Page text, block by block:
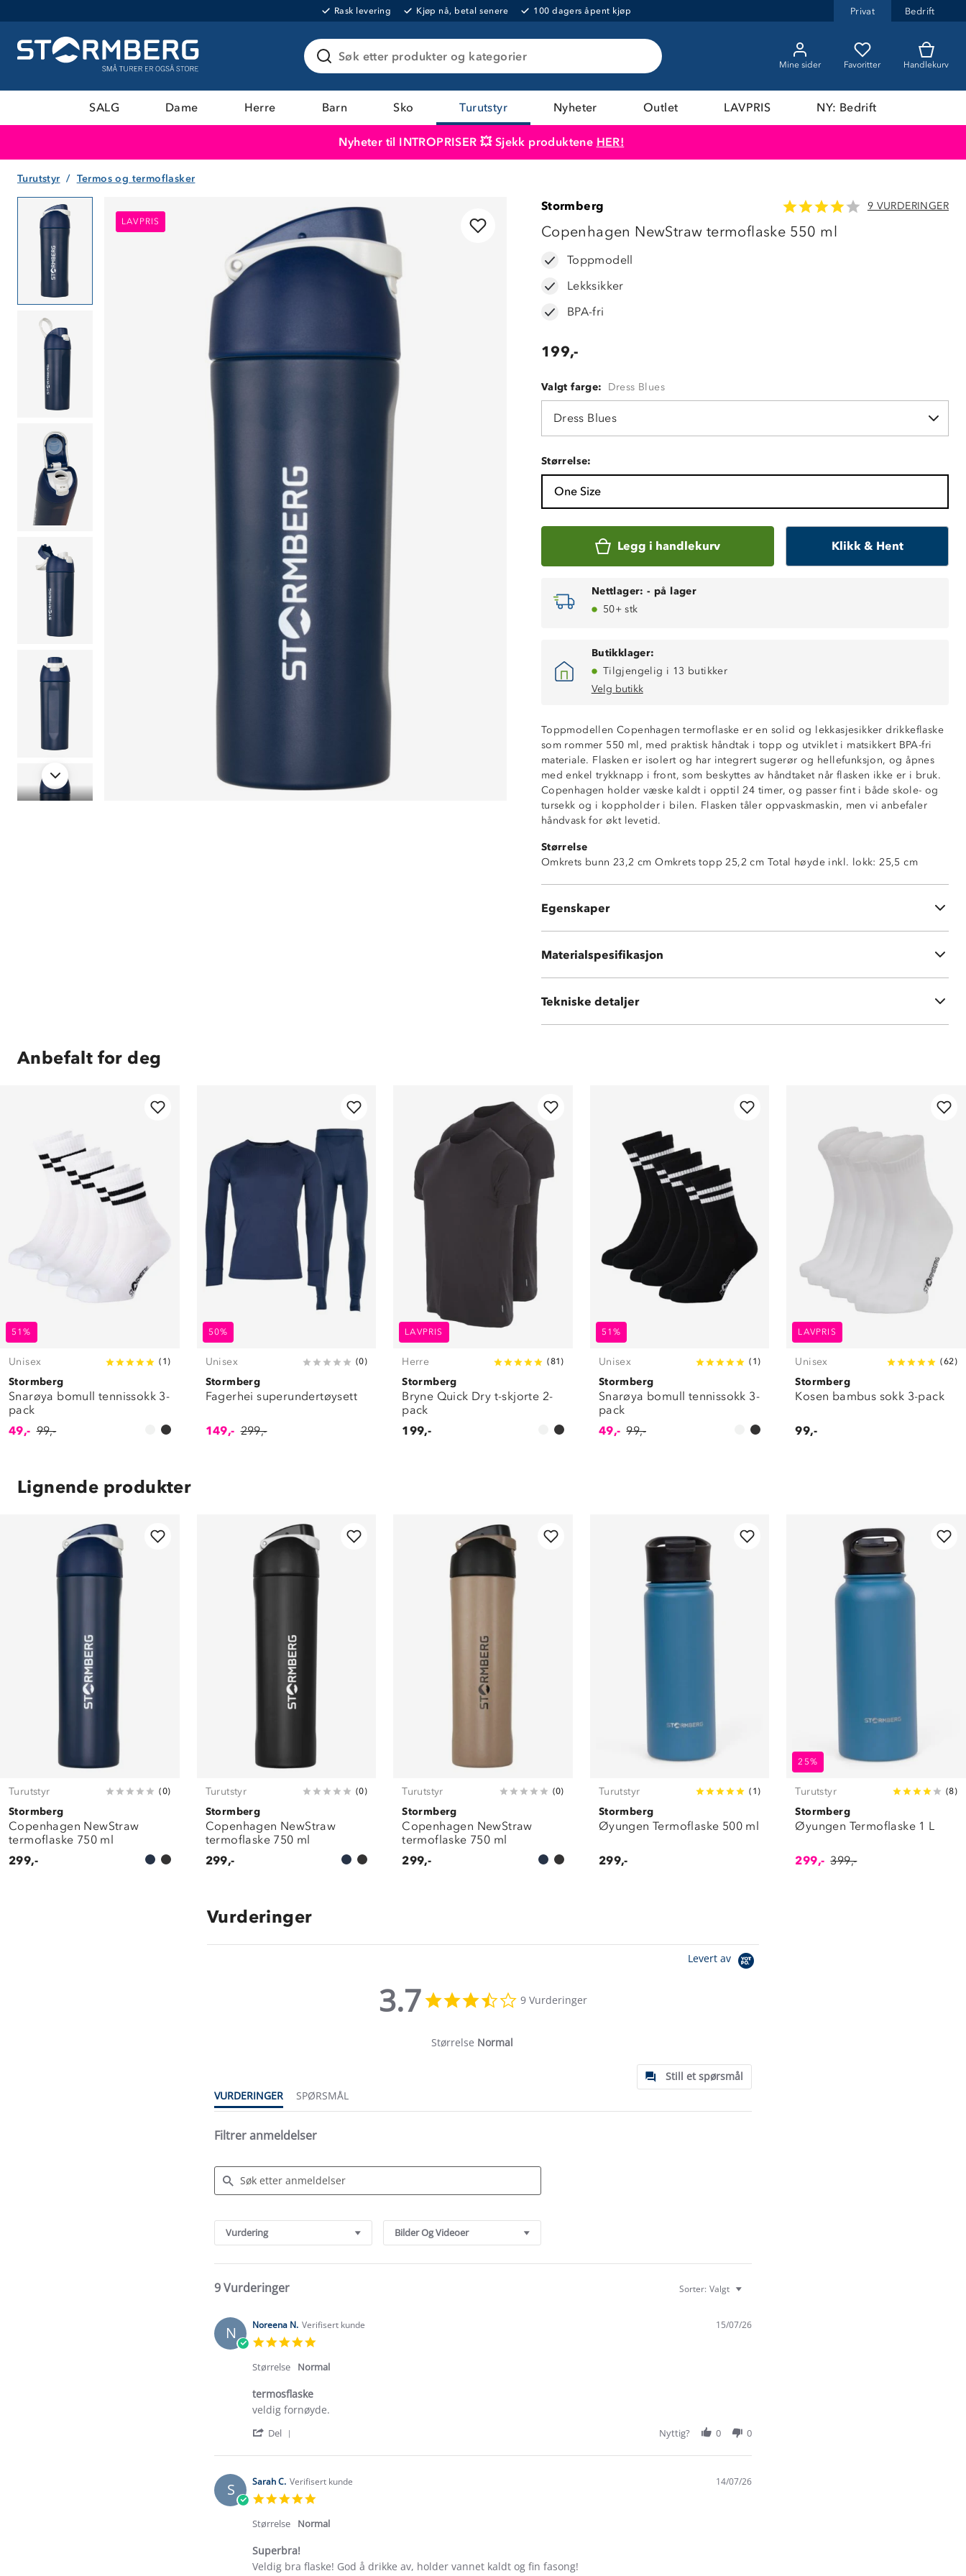
Rask levering Kjøp nå, betal senere 100 dagers åpent kjøp Privat Bedrift
Søk etter produkter og kategorier
Mine sider Favoritter Handlekurv
SALG Dame Herre Barn Sko Turutstyr Nyheter Outlet LAVPRIS NY: Bedrift
Nyheter til INTROPRISER 💥 Sjekk produktene HER!
Turutstyr Termos og termoflasker
LAVPRIS
LAVPRIS
Stormberg 9 VURDERINGER
Copenhagen NewStraw termoflaske 550 ml
Toppmodell
Lekksikker
BPA-fri
199,-
Valgt farge: Dress Blues
Dress Blues
Størrelse:
One Size
Legg i handlekurv Klikk & Hent
Nettlager: - på lager
50+ stk
Butikklager:
Tilgjengelig i 13 butikker
Velg butikk
Toppmodellen Copenhagen termoflaske er en solid og lekkasjesikker drikkeflaske
som rommer 550 ml, med praktisk håndtak i topp og utviklet i matsikkert BPA-fri
materiale. Flasken er isolert og har integrert sugerør og hellefunksjon, og åpnes
med enkel trykknapp i front, som beskyttes av håndtaket når flasken ikke er i bruk.
Copenhagen holder væske kaldt i opptil 24 timer, og passer fint i både skole- og
tursekk og i koppholder i bilen. Flasken tåler oppvaskmaskin, men vi anbefaler
håndvask for økt levetid.
Størrelse
Omkrets bunn 23,2 cm Omkrets topp 25,2 cm Total høyde inkl. lokk: 25,5 cm
Egenskaper
Toppmodell
BPA-fri
Foldbart håndtak
Tåler oppvaskmaskin
Materialspesifikasjon
Lokk: Polypropylen og silikonpakning
Tekniske detaljer
Volum: 550 ml
Anbefalt for deg
51%
Unisex ( 1 )
Stormberg
Snarøya bomull tennissokk 3-
pack
49,- 99,-
50%
Unisex (0)
Stormberg
Fagerhei superundertøysett
149,- 299,-
LAVPRIS
Herre (81 )
Stormberg
Bryne Quick Dry t-skjorte 2-
pack
199,-
51%
Unisex ( 1 )
Stormberg
Snarøya bomull tennissokk 3-
pack
49,- 99,-
LAVPRIS
Unisex (62)
Stormberg
Kosen bambus sokk 3-pack
99,-
Lignende produkter
Turutstyr (0)
Stormberg
Copenhagen NewStraw
termoflaske 750 ml
299,-
Turutstyr (0)
Stormberg
Copenhagen NewStraw
termoflaske 750 ml
299,-
Turutstyr (0)
Stormberg
Copenhagen NewStraw
termoflaske 750 ml
299,-
Turutstyr ( 1 )
Stormberg
Øyungen Termoflaske 500 ml
299,-
25%
Turutstyr (8)
Stormberg
Øyungen Termoflaske 1 L
299,- 399,-
Vurderinger
Levert av
3.7
star
9 Vurderinger
Størrelse Normal
Still et spørsmål
VURDERINGER
SPØRSMÅL
Filtrer anmeldelser
Reviews
Vurdering Bilder Og Videoer
9 Vurderinger Sorter: Valgt
N Noreena N. Verifisert kunde
rating
15/07/26
Størrelse Normal
termosflaske
Review
Noreena
on
Jul
2026
review
termosflaske
veldig fornøyde.
Del
Review
Noreena
N.
on
15
Jul
Nyttig? 0 0
S Sarah C. Verifisert kunde
rating
14/07/26
Størrelse Normal
Superbra!
Review
review
Veldig bra flaske! God å drikke av, holder vannet kaldt og fin fasong!